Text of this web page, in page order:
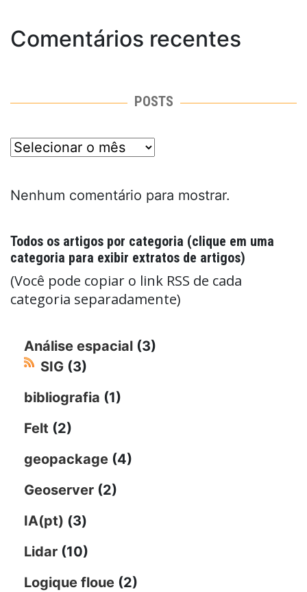
Comentários recentes
POSTS
posts
Nenhum comentário para mostrar.
Todos os artigos por categoria (clique em uma
categoria para exibir extratos de artigos)
(Você pode copiar o link RSS de cada
categoria separadamente)
Análise espacial (3)
SIG (3)
bibliografia (1)
Felt (2)
geopackage (4)
Geoserver (2)
IA(pt) (3)
Lidar (10)
Logique floue (2)